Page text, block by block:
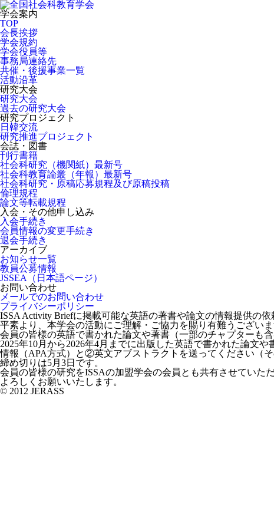
学会案内
TOP
会長挨拶
学会規約
学会役員等
事務局連絡先
共催・後援事業一覧
活動沿革
研究大会
研究大会
過去の研究大会
研究プロジェクト
日韓交流
研究推進プロジェクト
会誌・図書
刊行書籍
社会科研究（機関紙）最新号
社会科教育論叢（年報）最新号
社会科研究・原稿応募規程及び原稿投稿
倫理規程
論文等転載規程
入会・その他申し込み
入会手続き
会員情報の変更手続き
退会手続き
アーカイブ
お知らせ一覧
教員公募情報
JSSEA（日本語ページ）
お問い合わせ
メールでのお問い合わせ
プライバシーポリシー
ISSA Activity Briefに掲載可能な英語の著書や論文の情報提供の依
平素より、本学会の活動にご理解・ご協力を賜り有難うございま
会員の皆様の英語で書かれた論文や著書（一部のチャプターも
2025年10月から2026年4月までに出版した英語で書かれた論文
情報（APA方式）と②英文アブストラクトを送ってください（
締め切りは5月3日です。
会員の皆様の研究をISSAの加盟学会の会員とも共有させていた
よろしくお願いいたします。
© 2012 JERASS